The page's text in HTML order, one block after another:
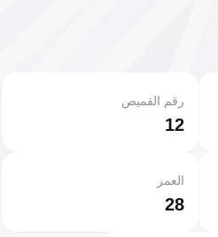
12
رقم القميص
28
العمر